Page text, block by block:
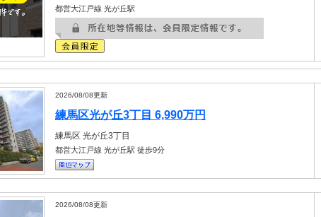
都営大江戸線 光が丘駅
2026/08/08更新
練馬区光が丘3丁目 6,990万円
練馬区 光が丘3丁目
都営大江戸線 光が丘駅 徒歩9分
2026/08/08更新